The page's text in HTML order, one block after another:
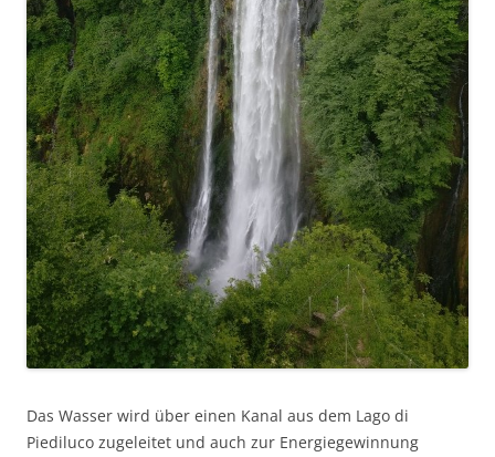
Das Wasser wird über einen Kanal aus dem Lago di
Piediluco zugeleitet und auch zur Energiegewinnung